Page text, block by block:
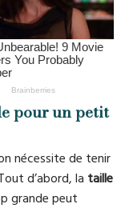
pour un petit
nécessite de tenir
d’abord, la taille
grande peut